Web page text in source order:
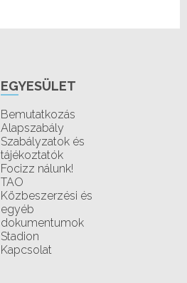
EGYESÜLET
Bemutatkozás
Alapszabály
Szabályzatok és
tájékoztatók
Focizz nálunk!
TAO
Közbeszerzési és
egyéb
dokumentumok
Stadion
Kapcsolat